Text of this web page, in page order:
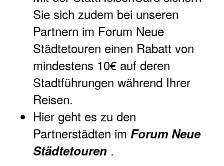
Sie sich zudem bei unseren
Partnern im Forum Neue
Städtetouren einen Rabatt von
mindestens 10€ auf deren
Stadtführungen während Ihrer
Reisen.
Hier geht es zu den
Partnerstädten im Forum Neue
Städtetouren .